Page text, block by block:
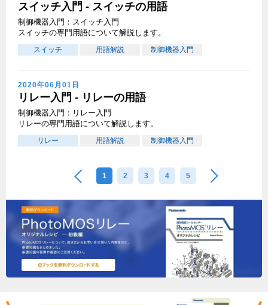
スイッチ入門 - スイッチの用語
制御機器入門：スイッチ入門
スイッチの専門用語について解説します。
スイッチ 用語解説 制御機器入門
2020年06月01日
リレー入門 - リレーの用語
制御機器入門：リレー入門
リレーの専門用語について解説します。
リレー 用語解説 制御機器入門
1 2 3 4 5